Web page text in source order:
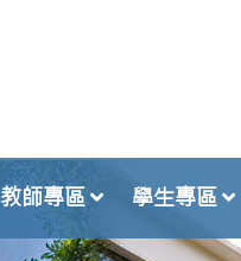
教師專區 學生專區